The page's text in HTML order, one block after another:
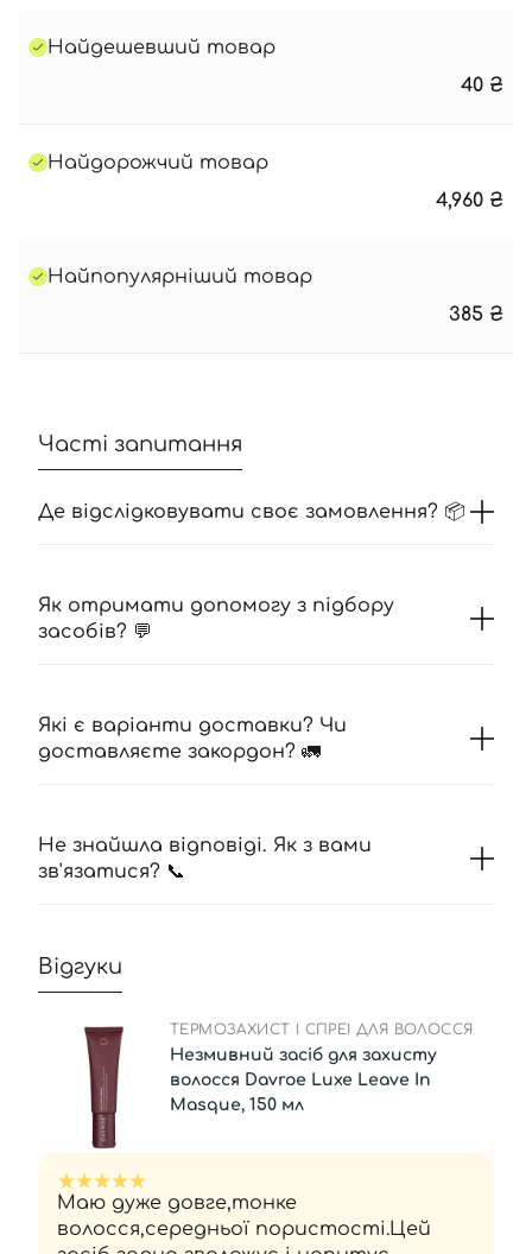
Найдешевший товар
40 ₴
Найдорожчий товар
4,960 ₴
Найпопулярніший товар
385 ₴
Часті запитання
Де відслідковувати своє замовлення? 📦
Як отримати допомогу з підбору
засобів? 💬
Які є варіанти доставки? Чи
доставляєте закордон? 🚛
Не знайшла відповіді. Як з вами
зв'язатися? 📞
Відгуки
ТЕРМОЗАХИСТ І СПРЕЇ ДЛЯ ВОЛОССЯ
Незмивний засіб для захисту
волосся Davroe Luxe Leave In
Masque, 150 мл
Маю дуже довге,тонке
волосся,середньої пористості.Цей